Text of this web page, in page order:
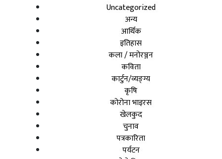
Uncategorized
अन्य
आर्थिक
इतिहास
कला / मनोरञ्जन
कविता
कार्टुन/व्यङ्ग्य
कृषि
कोरोना भाइरस
खेलकुद
चुनाव
पत्रकारिता
पर्यटन